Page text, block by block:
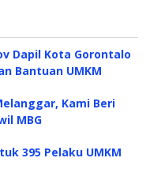
Dapil Kota Gorontalo
Bantuan UMKM
Kami Beri
MBG
395 Pelaku UMKM